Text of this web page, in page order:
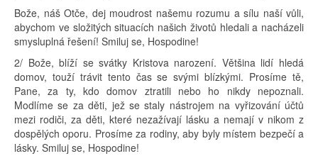
Bože, náš Otče, dej moudrost našemu rozumu a sílu naší vůli,
abychom ve složitých situacích našich životů hledali a nacházeli
smysluplná řešení! Smiluj se, Hospodine!
2/ Bože, blíží se svátky Kristova narození. Většina lidí hledá
domov, touží trávit tento čas se svými blízkými. Prosíme tě,
Pane, za ty, kdo domov ztratili nebo ho nikdy nepoznali.
Modlíme se za děti, jež se staly nástrojem na vyřizování účtů
mezi rodiči, za děti, které nezažívají lásku a nemají v nikom z
dospělých oporu. Prosíme za rodiny, aby byly místem bezpečí a
lásky. Smiluj se, Hospodine!